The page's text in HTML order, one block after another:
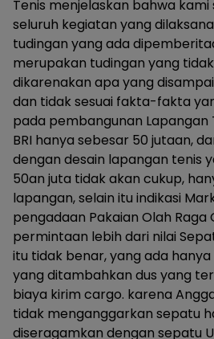
Tenis menjelaskan bahwa
seluruh kegiatan yang
tudingan yang ada
merupakan tudingan yang
dikarenakan apa yang
dan tidak sesuai fakta-fakta
pada pembangunan Lapangan
BRI hanya sebesar 50 jutaan,
dengan desain lapangan tenis
50an juta tidak akan cukup,
lapangan, selain itu indikasi
pengadaan Pakaian Olah Raga
permintaan lebih dari nilai
itu tidak benar, yang ada
yang ditambahkan dus yang
biaya kirim cargo. karena
tidak menganggarkan sepatu
diseragamkan dengan sepatu